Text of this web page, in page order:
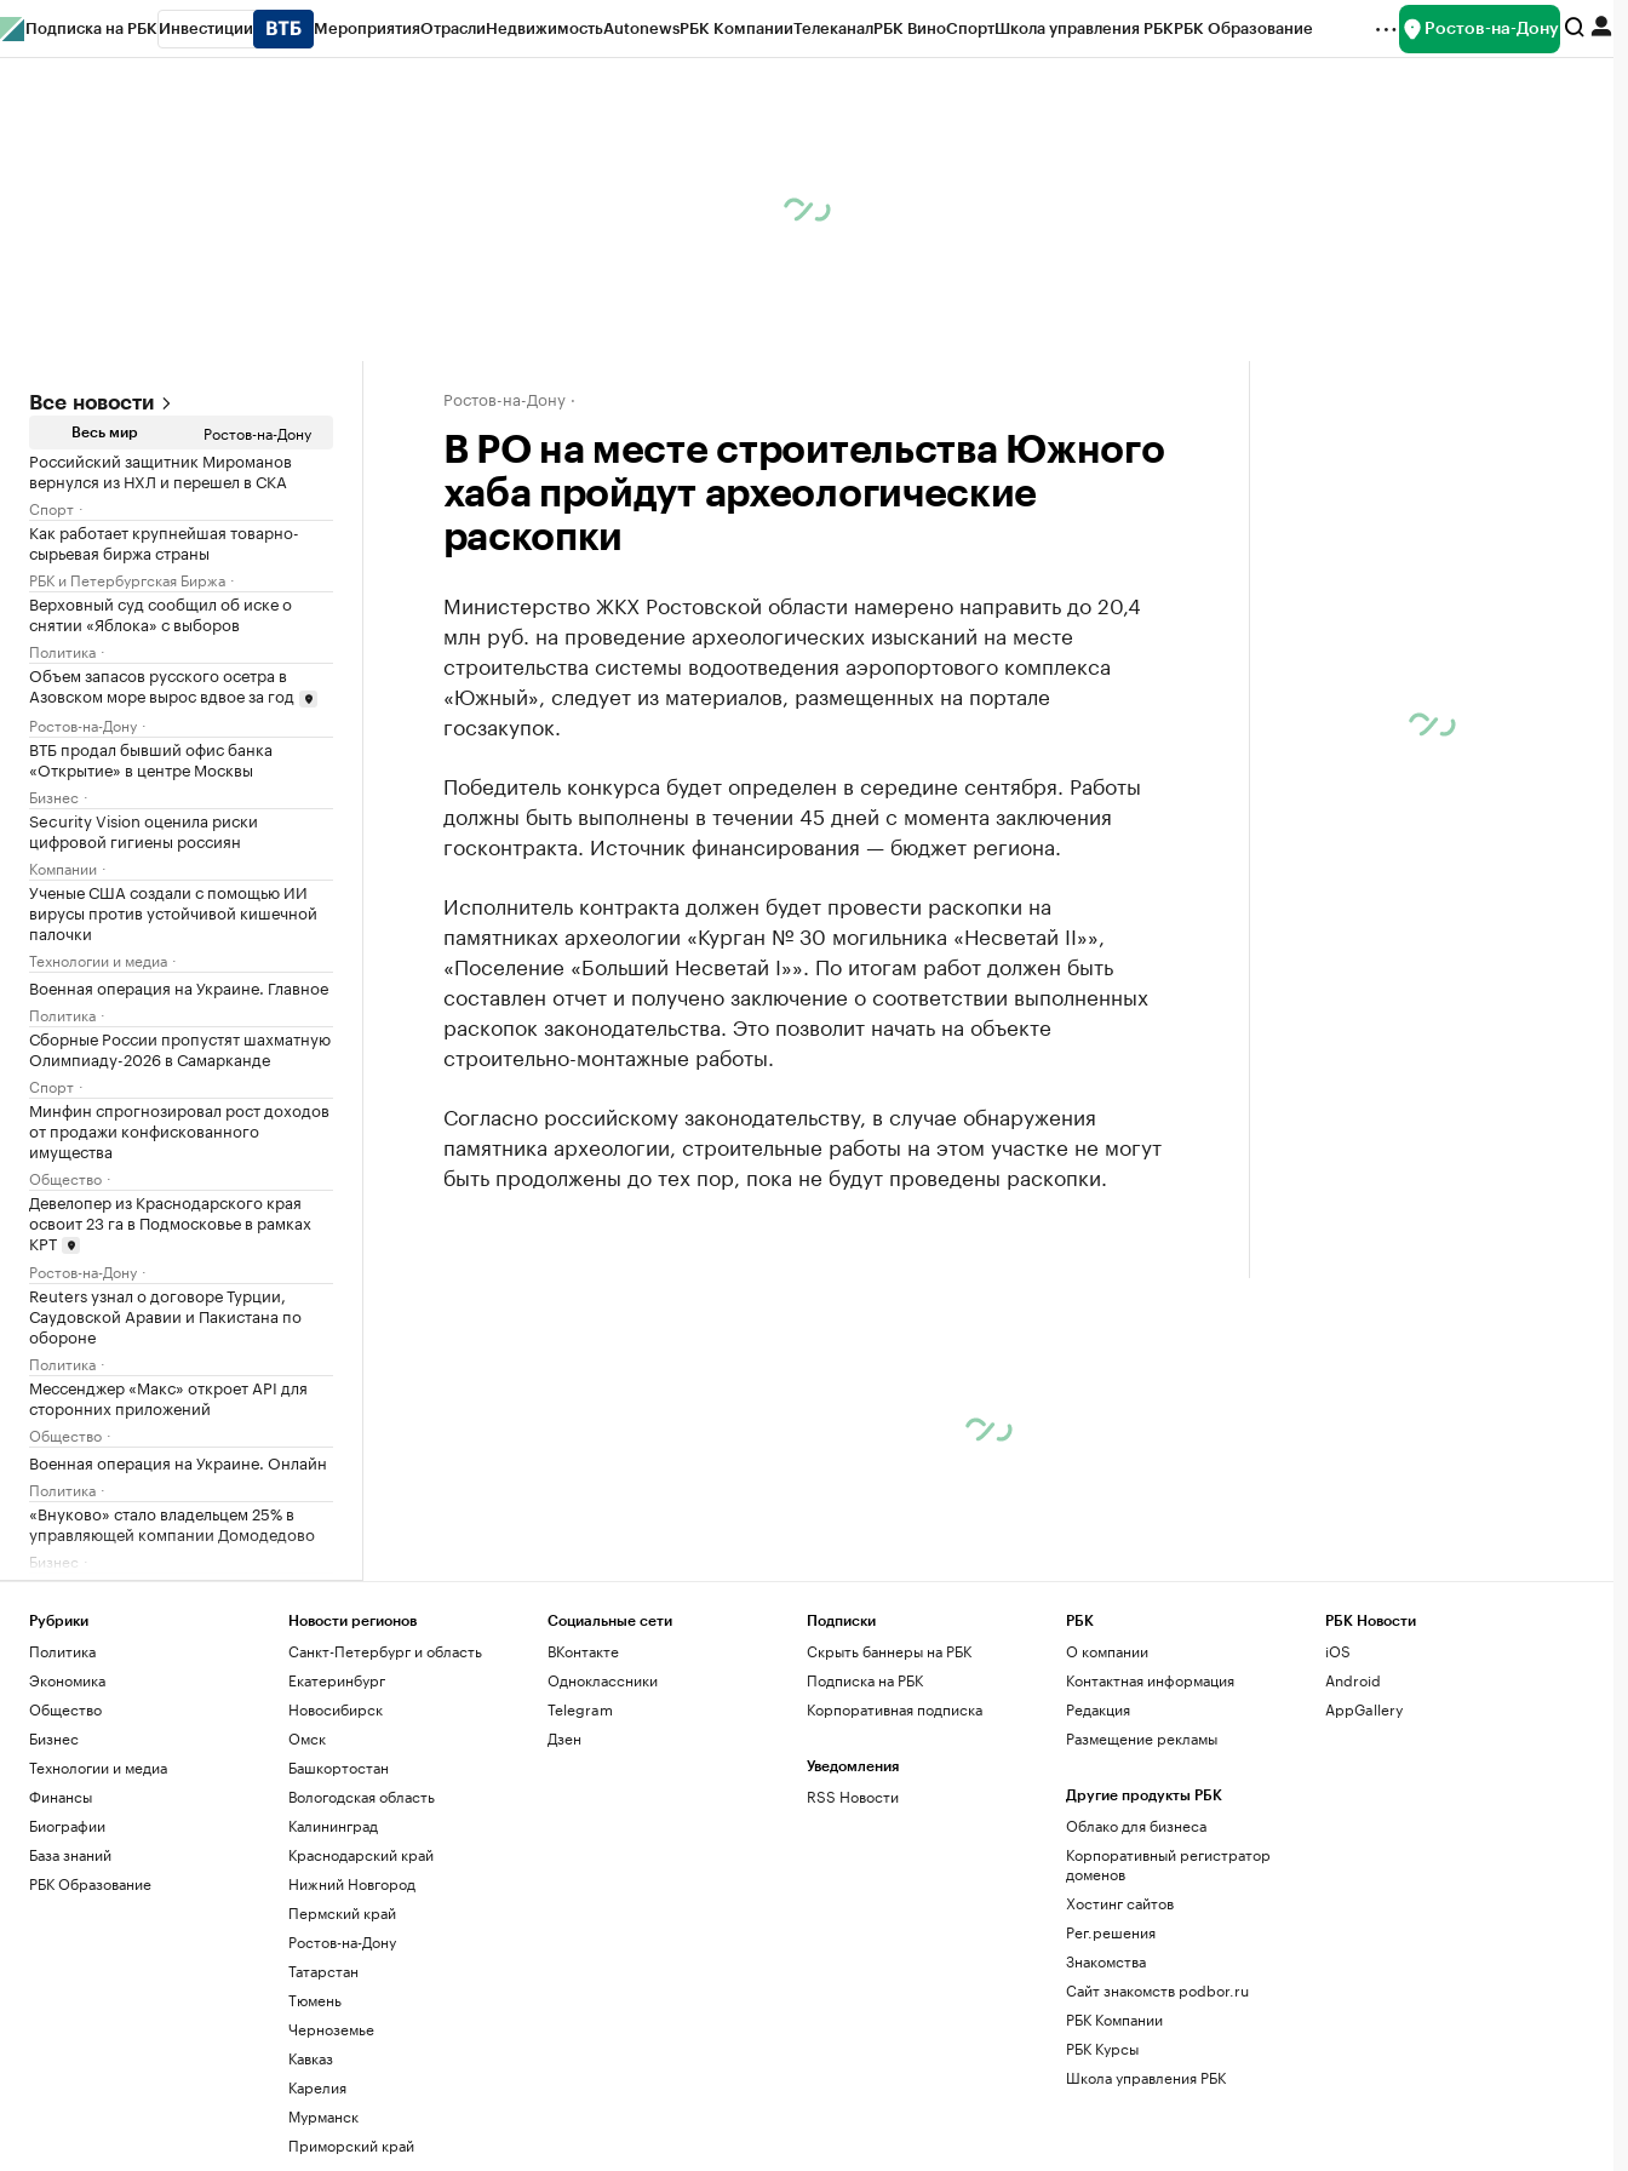
Подписка на РБК Инвестиции МероприятияОтраслиНедвижимостьAutonewsРБК КомпанииТелеканалРБК ВиноСпортШкола управления РБКРБК Образование Ростов-на-Дону
Все новости
Весь мир Ростов-на-Дону
Российский защитник Мироманов
вернулся из НХЛ и перешел в СКА
Спорт
Как работает крупнейшая товарно-
сырьевая биржа страны
РБК и Петербургская Биржа
Верховный суд сообщил об иске о
снятии «Яблока» с выборов
Политика
Объем запасов русского осетра в
Азовском море вырос вдвое за год
Ростов-на-Дону
ВТБ продал бывший офис банка
«Открытие» в центре Москвы
Бизнес
Security Vision оценила риски
цифровой гигиены россиян
Компании
Ученые США создали с помощью ИИ
вирусы против устойчивой кишечной
палочки
Технологии и медиа
Военная операция на Украине. Главное
Политика
Сборные России пропустят шахматную
Олимпиаду-2026 в Самарканде
Спорт
Минфин спрогнозировал рост доходов
от продажи конфискованного
имущества
Общество
Девелопер из Краснодарского края
освоит 23 га в Подмосковье в рамках
КРТ
Ростов-на-Дону
Reuters узнал о договоре Турции,
Саудовской Аравии и Пакистана по
обороне
Политика
Мессенджер «Макс» откроет API для
сторонних приложений
Общество
Военная операция на Украине. Онлайн
Политика
«Внуково» стало владельцем 25% в
управляющей компании Домодедово
Бизнес
Пляжи, замки, марципан: гастрогид по
РБК и РСХБ
Bloomberg сообщило о «неожиданных»
$22 млрд у Ким Чен Ына
Политика
возмещения, что такое АСВ
Инвестиции
Доходы санаториев Дона выросли в 2,7
раза в первом полугодии 2026 г.
Ростов-на-Дону
Пришли в движение биткоины из 2011
года. Их владелец в плюсе на $10 млн
Ростов-на-Дону
В РО на месте строительства Южного
хаба пройдут археологические
раскопки
Министерство ЖКХ Ростовской области намерено направить до 20,4
млн руб. на проведение археологических изысканий на месте
строительства системы водоотведения аэропортового комплекса
«Южный», следует из материалов, размещенных на портале
госзакупок.
Победитель конкурса будет определен в середине сентября. Работы
должны быть выполнены в течении 45 дней с момента заключения
госконтракта. Источник финансирования — бюджет региона.
Исполнитель контракта должен будет провести раскопки на
памятниках археологии «Курган № 30 могильника «Несветай II»»,
«Поселение «Больший Несветай I»». По итогам работ должен быть
составлен отчет и получено заключение о соответствии выполненных
раскопок законодательства. Это позволит начать на объекте
строительно-монтажные работы.
Согласно российскому законодательству, в случае обнаружения
памятника археологии, строительные работы на этом участке не могут
быть продолжены до тех пор, пока не будут проведены раскопки.
Рубрики
Политика
Экономика
Общество
Бизнес
Технологии и медиа
Финансы
Биографии
База знаний
РБК Образование
Новости регионов
Санкт-Петербург и область
Екатеринбург
Новосибирск
Омск
Башкортостан
Вологодская область
Калининград
Краснодарский край
Нижний Новгород
Пермский край
Ростов-на-Дону
Татарстан
Тюмень
Черноземье
Кавказ
Карелия
Мурманск
Приморский край
Социальные сети
ВКонтакте
Одноклассники
Telegram
Дзен
Подписки
Скрыть баннеры на РБК
Подписка на РБК
Корпоративная подписка
Уведомления
RSS Новости
РБК
О компании
Контактная информация
Редакция
Размещение рекламы
Другие продукты РБК
Облако для бизнеса
Корпоративный регистратор
доменов
Хостинг сайтов
Рег.решения
Знакомства
Сайт знакомств podbor.ru
РБК Компании
РБК Курсы
Школа управления РБК
РБК Новости
iOS
Android
AppGallery